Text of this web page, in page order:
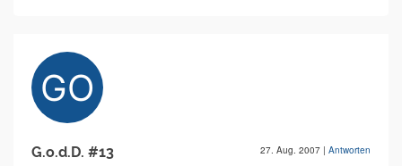
G.o.d.D. #13 27. Aug. 2007 | Antworten